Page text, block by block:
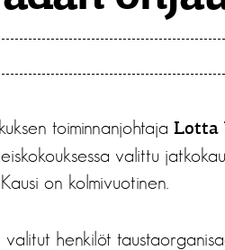
toiminnanjohtaja Lotta
valittu
on kolmivuotinen.
henkilöt